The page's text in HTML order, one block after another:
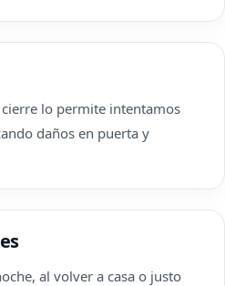
lo permite intentamos
daños en puerta y
al volver a casa o justo